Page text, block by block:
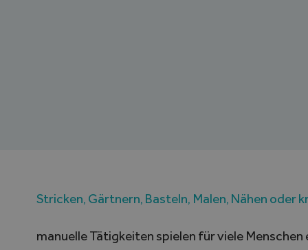
Stricken, Gärtnern, Basteln, Malen, Nähen oder
manuelle Tätigkeiten spielen für viele